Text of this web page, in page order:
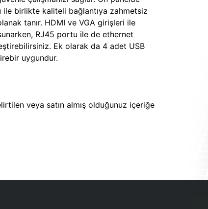
birlikte kaliteli bağlantıya zahmetsiz
tanır. HDMI ve VGA girişleri ile
RJ45 portu ile de ethernet
Ek olarak da 4 adet USB
uygundur.
veya satın almış olduğunuz içeriğe